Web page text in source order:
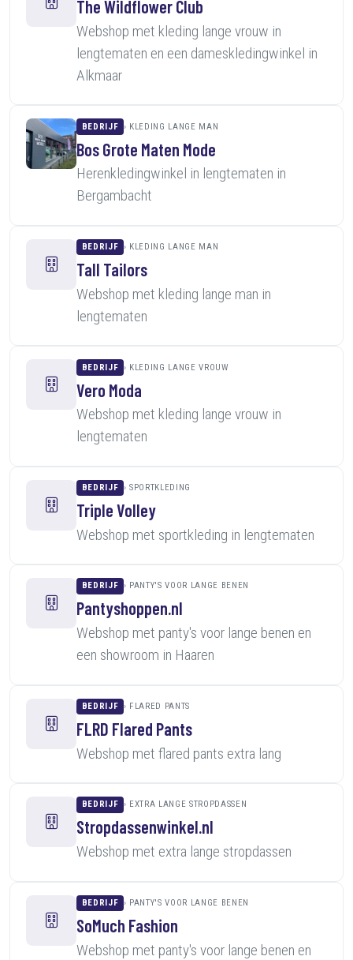
The Wildflower Club
Webshop met kleding lange vrouw in
lengtematen en een dameskledingwinkel in
Alkmaar
BEDRIJF KLEDING LANGE MAN
Bos Grote Maten Mode
Herenkledingwinkel in lengtematen in
Bergambacht
BEDRIJF KLEDING LANGE MAN
Tall Tailors
Webshop met kleding lange man in
lengtematen
BEDRIJF KLEDING LANGE VROUW
Vero Moda
Webshop met kleding lange vrouw in
lengtematen
BEDRIJF SPORTKLEDING
Triple Volley
Webshop met sportkleding in lengtematen
BEDRIJF PANTY'S VOOR LANGE BENEN
Pantyshoppen.nl
Webshop met panty's voor lange benen en
een showroom in Haaren
BEDRIJF FLARED PANTS
FLRD Flared Pants
Webshop met flared pants extra lang
BEDRIJF EXTRA LANGE STROPDASSEN
Stropdassenwinkel.nl
Webshop met extra lange stropdassen
BEDRIJF PANTY'S VOOR LANGE BENEN
SoMuch Fashion
Webshop met panty's voor lange benen en